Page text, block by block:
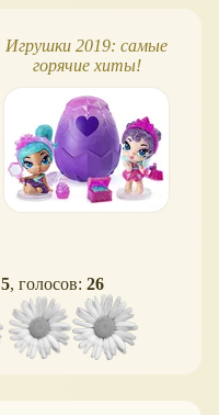
Игрушки 2019: самые
горячие хиты!
5, голосов: 26